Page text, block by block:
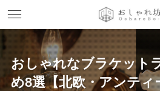
おしゃれなブラケット
め8選【北欧・アンティ